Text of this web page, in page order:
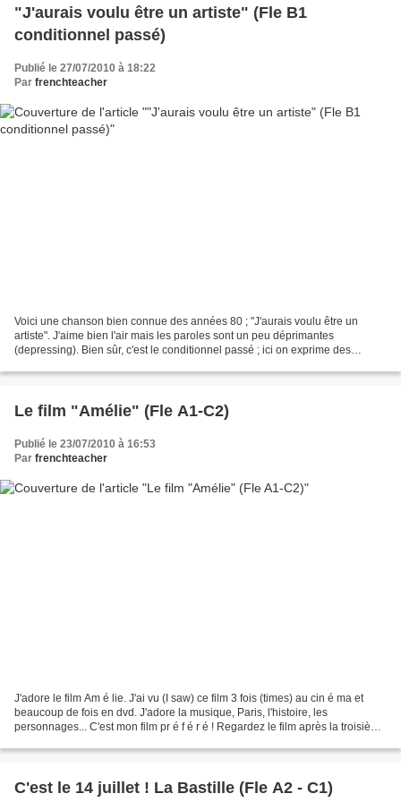
"J'aurais voulu être un artiste" (Fle B1
conditionnel passé)
Publié le 27/07/2010 à 18:22
Par frenchteacher
Voici une chanson bien connue des années 80 ; "J'aurais voulu être un
artiste". J'aime bien l'air mais les paroles sont un peu déprimantes
(depressing). Bien sûr, c'est le conditionnel passé ; ici on exprime des
Le film "Amélie" (Fle A1-C2)
Publié le 23/07/2010 à 16:53
Par frenchteacher
J'adore le film Am é lie. J'ai vu (I saw) ce film 3 fois (times) au cin é ma et
beaucoup de fois en dvd. J'adore la musique, Paris, l'histoire, les
personnages... C'est mon film pr é f é r é ! Regardez le film après la troisième
C'est le 14 juillet ! La Bastille (Fle A2 - C1)